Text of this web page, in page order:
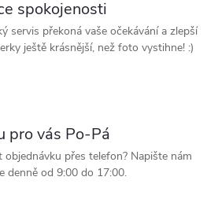
spokojenosti
servis překoná vaše očekávání a zlepší
ještě krásnější, než foto vystihne! :)
pro vás Po-Pá
objednávku přes telefon? Napište nám
denně od 9:00 do 17:00.